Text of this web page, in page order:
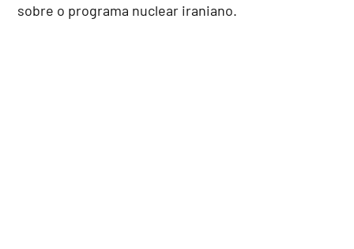
sobre o programa nuclear iraniano.